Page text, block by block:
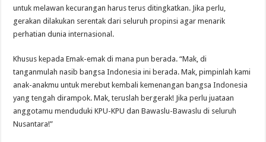
untuk melawan kecurangan harus terus ditingkatkan. Jika perlu,
gerakan dilakukan serentak dari seluruh propinsi agar menarik
perhatian dunia internasional.
Khusus kepada Emak-emak di mana pun berada. “Mak, di
tanganmulah nasib bangsa Indonesia ini berada. Mak, pimpinlah kami
anak-anakmu untuk merebut kembali kemenangan bangsa Indonesia
yang tengah dirampok. Mak, teruslah bergerak! Jika perlu juataan
anggotamu menduduki KPU-KPU dan Bawaslu-Bawaslu di seluruh
Nusantara!”